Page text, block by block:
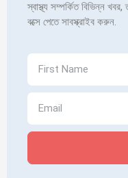
স্বাস্থ্য সম্পর্কিত বিভিন্ন
বক্সে পেতে সাবস্ক্রাইব করুন.